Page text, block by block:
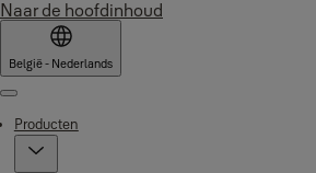
Naar de hoofdinhoud
België - Nederlands
Menu
Producten